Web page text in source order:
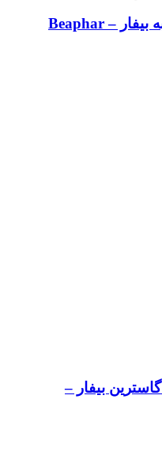
قرص ویژه مسافرت سگ و گربه بیفار – Beaphar
بیفار –